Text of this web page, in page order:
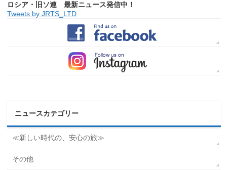
ロシア・旧ソ連 最新ニュース発信中！
Tweets by JRTS_LTD
ニュースカテゴリー
≪新しい時代の、安心の旅≫
その他